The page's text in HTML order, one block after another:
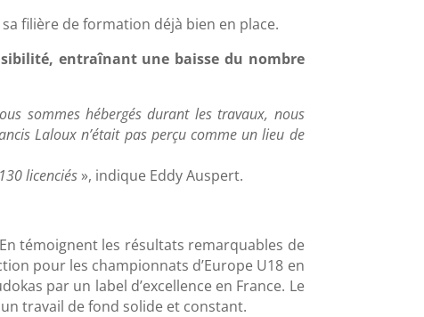
filière de formation déjà bien en place.
entraînant une baisse du nombre
sommes hébergés durant les travaux, nous
Laloux n’était pas perçu comme un lieu de
licenciés », indique Eddy Auspert.
témoignent les résultats remarquables de
pour les championnats d’Europe U18 en
par un label d’excellence en France. Le
travail de fond solide et constant.